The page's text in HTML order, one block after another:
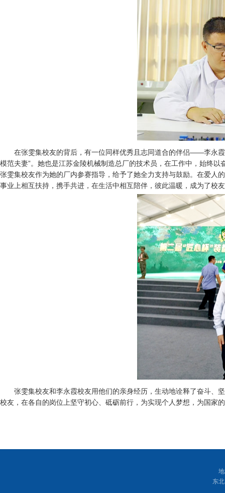
在张雯集校友的背后，有一位同样优秀且志同道合的伴侣——李永
模范夫妻”。她也是江苏金陵机械制造总厂的技术员，在工作中，始终
张雯集校友作为她的厂内参赛指导，给予了她全力支持与鼓励。在爱人
事业上相互扶持，携手共进，在生活中相互陪伴，彼此温暖，成为了校
张雯集校友和李永霞校友用他们的亲身经历，生动地诠释了奋斗、
校友，在各自的岗位上坚守初心、砥砺前行，为实现个人梦想，为国家
东